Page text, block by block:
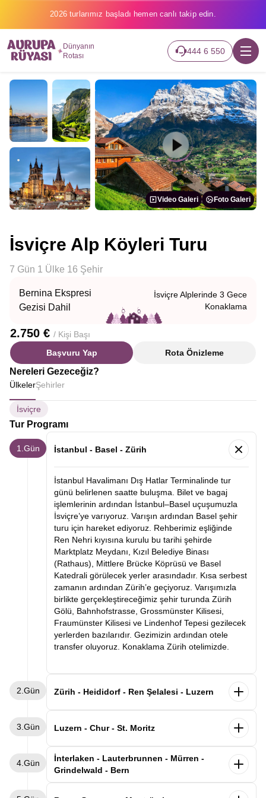
2026 turlarımız başladı hemen canlı takip edin.
Dünyanın
Rotası
444 6 550
Video Galeri Foto Galeri
İsviçre Alp Köyleri Turu
7 Gün 1 Ülke 16 Şehir
Bernina Ekspresi
Gezisi Dahil
İsviçre Alplerinde 3 Gece
Konaklama
2.750 € / Kişi Başı
Başvuru Yap
Rota Önizleme
Nereleri Gezeceğiz?
ÜlkelerŞehirler
İsviçre
Tur Programı
1.Gün İstanbul - Basel - Zürih
İstanbul Havalimanı Dış Hatlar Terminalinde tur
günü belirlenen saatte buluşma. Bilet ve bagaj
işlemlerinin ardından İstanbul–Basel uçuşumuzla
İsviçre’ye varıyoruz. Varışın ardından Basel şehir
turu için hareket ediyoruz. Rehberimiz eşliğinde
Ren Nehri kıyısına kurulu bu tarihi şehirde
Marktplatz Meydanı, Kızıl Belediye Binası
(Rathaus), Mittlere Brücke Köprüsü ve Basel
Katedrali görülecek yerler arasındadır. Kısa serbest
zamanın ardından Zürih’e geçiyoruz. Varışımızla
birlikte gerçekleştireceğimiz şehir turunda Zürih
Gölü, Bahnhofstrasse, Grossmünster Kilisesi,
Fraumünster Kilisesi ve Lindenhof Tepesi gezilecek
yerlerden bazılarıdır. Gezimizin ardından otele
transfer oluyoruz. Konaklama Zürih otelimizde.
2.Gün Zürih - Heididorf - Ren Şelalesi - Luzern
Köyü’ne (Heididorf) doğru yola çıkıyoruz.
Çocukluğumuzun sevilen çizgi filmi Heidi’nin geçtiği
müzesi bizleri bekliyor. Gezimizin ardından
Avrupa’nın en büyük şelalesi olan Ren Şelalesi
3.Gün Luzern - Chur - St. Moritz
Sabah kahvaltısının ardından Luzern şehir
turumuzu gerçekleştiriyoruz. Göl kıyısında kurulu
bu zarif şehirde Ahşap Şapel Köprüsü
4.Gün
İnterlaken - Lauterbrunnen - Mürren -
Grindelwald - Bern